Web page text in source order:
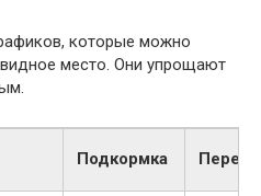
которые можно
видное место. Они упрощают
Подкормка